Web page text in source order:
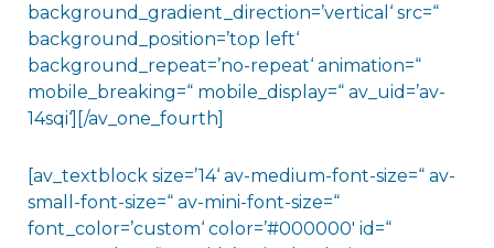
background_gradient_direction=’vertical‘ src=“
background_position=’top left‘
background_repeat=’no-repeat‘ animation=“
mobile_breaking=“ mobile_display=“ av_uid=’av-
14sqi‘][/av_one_fourth]
[av_textblock size=’14‘ av-medium-font-size=“ av-
small-font-size=“ av-mini-font-size=“
font_color=’custom‘ color=’#000000′ id=“